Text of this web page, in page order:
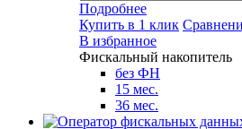
Подробнее
Купить в 1 клик
В избранное
Фискальный накопитель
без ФН
15 мес.
36 мес.